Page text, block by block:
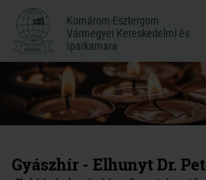
Komárom-Esztergom
Vármegyei Kereskedelmi és
Iparkamara
Komárom-Esztergom
Vármegyei Kereskedelmi és
Iparkamara
Gyászhír - Elhunyt Dr.